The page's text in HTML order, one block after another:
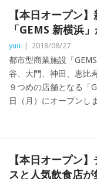
【本日オープン
「GEMS 新横浜
yuu 2018/08/27
都市型商業施設「
谷、大門、神田、恵比
９つめの店舗となる「
日（月）にオープンし
【本日オープン
スと人気飲食店が